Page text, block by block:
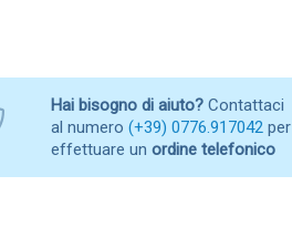
Hai bisogno di aiuto? Contattaci
al numero (+39) 0776.917042 per
effettuare un ordine telefonico